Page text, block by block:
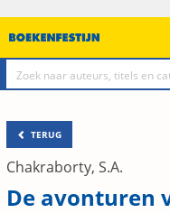
TERUG
Chakraborty, S.A.
De avonturen